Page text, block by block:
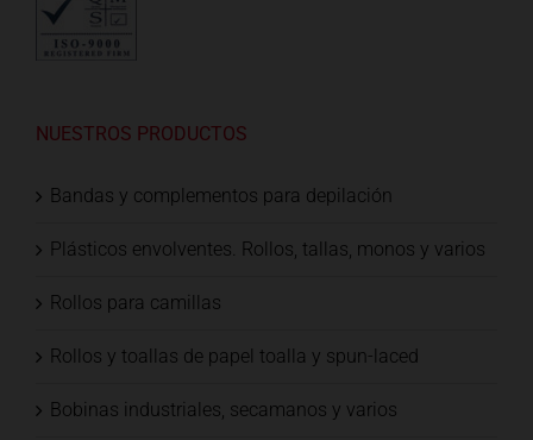
NUESTROS PRODUCTOS
Bandas y complementos para depilación
Plásticos envolventes. Rollos, tallas, monos y varios
Rollos para camillas
Rollos y toallas de papel toalla y spun-laced
Bobinas industriales, secamanos y varios